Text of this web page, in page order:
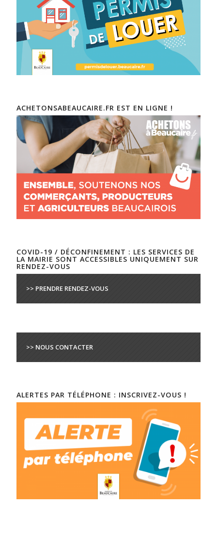
ACHETONSABEAUCAIRE.FR EST EN LIGNE !
COVID-19 / DÉCONFINEMENT : LES SERVICES DE
LA MAIRIE SONT ACCESSIBLES UNIQUEMENT SUR
RENDEZ-VOUS
>> PRENDRE RENDEZ-VOUS
>> NOUS CONTACTER
ALERTES PAR TÉLÉPHONE : INSCRIVEZ-VOUS !